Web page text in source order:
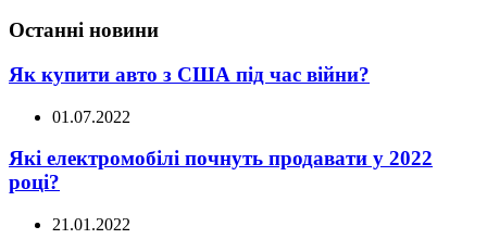
Останні новини
Як купити авто з США під час війни?
01.07.2022
Які електромобілі почнуть продавати у 2022
році?
21.01.2022